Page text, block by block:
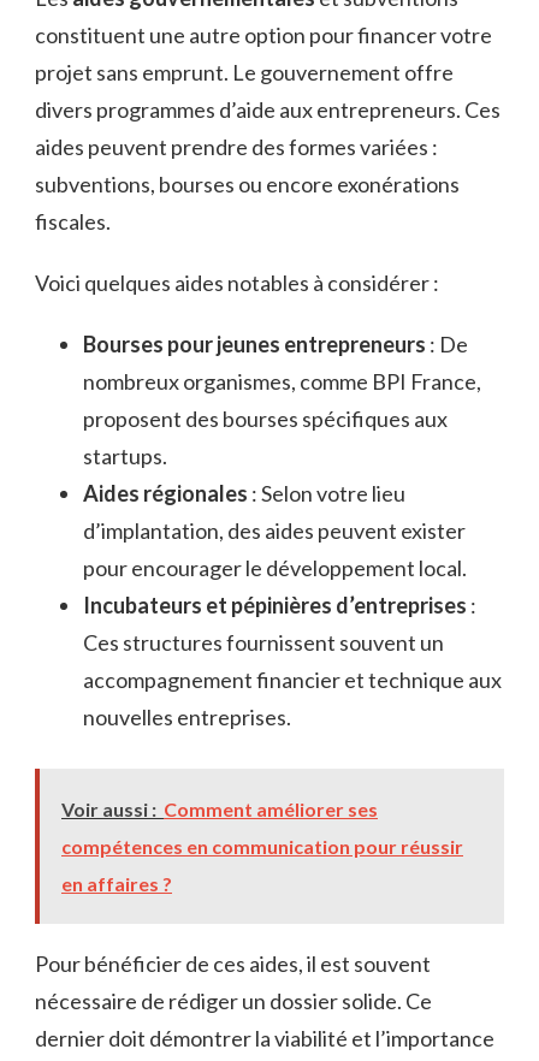
constituent une autre option pour financer votre
projet sans emprunt. Le gouvernement offre
divers programmes d’aide aux entrepreneurs. Ces
aides peuvent prendre des formes variées :
subventions, bourses ou encore exonérations
fiscales.
Voici quelques aides notables à considérer :
Bourses pour jeunes entrepreneurs : De
nombreux organismes, comme BPI France,
proposent des bourses spécifiques aux
startups.
Aides régionales : Selon votre lieu
d’implantation, des aides peuvent exister
pour encourager le développement local.
Incubateurs et pépinières d’entreprises :
Ces structures fournissent souvent un
accompagnement financier et technique aux
nouvelles entreprises.
Voir aussi : Comment améliorer ses
compétences en communication pour réussir
en affaires ?
Pour bénéficier de ces aides, il est souvent
nécessaire de rédiger un dossier solide. Ce
dernier doit démontrer la viabilité et l’importance